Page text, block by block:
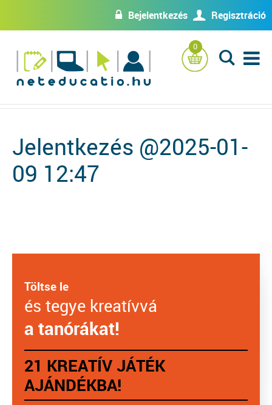
w Bejelentkezés U Regisztráció
0
L
Jelentkezés @2025-01-
09 12:47
Töltse le
és tegye kreatívvá
a tanórákat!
21 KREATÍV JÁTÉK
AJÁNDÉKBA!